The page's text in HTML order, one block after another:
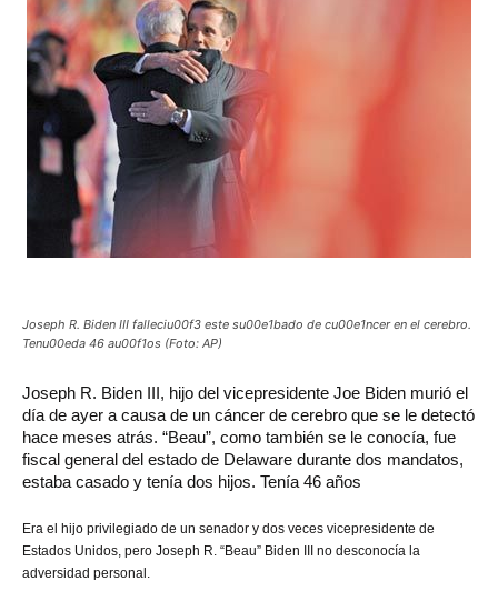
Joseph R. Biden III falleciu00f3 este su00e1bado de cu00e1ncer en el cerebro.
Tenu00eda 46 au00f1os (Foto: AP)
Joseph R. Biden III, hijo del vicepresidente Joe Biden murió el
día de ayer a causa de un cáncer de cerebro que se le detectó
hace meses atrás. “Beau”, como también se le conocía, fue
fiscal general del estado de Delaware durante dos mandatos,
estaba casado y tenía dos hijos. Tenía 46 años
Era el hijo privilegiado de un senador y dos veces vicepresidente de
Estados Unidos, pero Joseph R. “Beau” Biden III no desconocía la
adversidad personal.